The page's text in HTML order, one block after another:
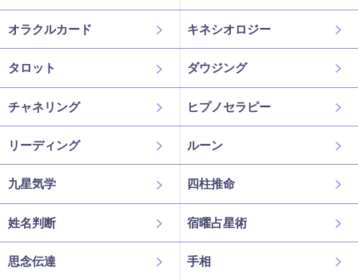
オラクルカード キネシオロジー
タロット ダウジング
チャネリング ヒプノセラピー
リーディング ルーン
九星気学 四柱推命
姓名判断 宿曜占星術
思念伝達 手相